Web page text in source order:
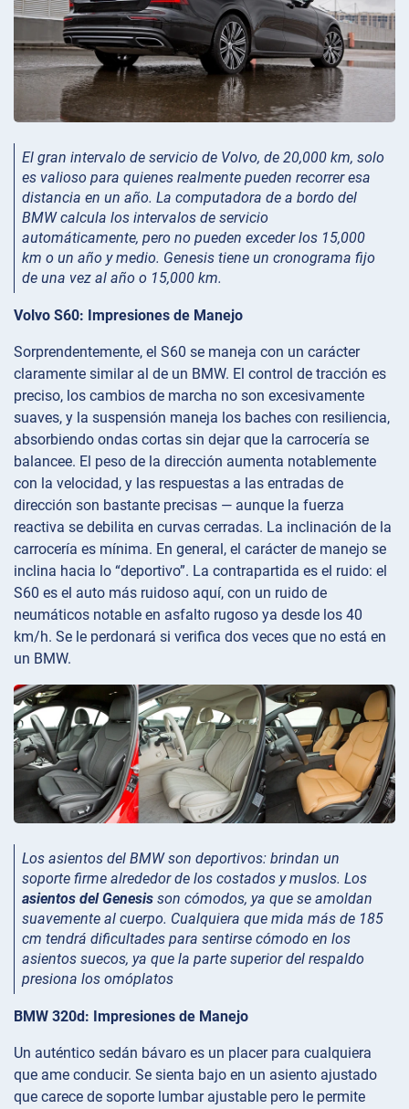
El gran intervalo de servicio de Volvo, de 20,000 km, solo
es valioso para quienes realmente pueden recorrer esa
distancia en un año. La computadora de a bordo del
BMW calcula los intervalos de servicio
automáticamente, pero no pueden exceder los 15,000
km o un año y medio. Genesis tiene un cronograma fijo
de una vez al año o 15,000 km.
Volvo S60: Impresiones de Manejo
Sorprendentemente, el S60 se maneja con un carácter
claramente similar al de un BMW. El control de tracción es
preciso, los cambios de marcha no son excesivamente
suaves, y la suspensión maneja los baches con resiliencia,
absorbiendo ondas cortas sin dejar que la carrocería se
balancee. El peso de la dirección aumenta notablemente
con la velocidad, y las respuestas a las entradas de
dirección son bastante precisas — aunque la fuerza
reactiva se debilita en curvas cerradas. La inclinación de la
carrocería es mínima. En general, el carácter de manejo se
inclina hacia lo “deportivo”. La contrapartida es el ruido: el
S60 es el auto más ruidoso aquí, con un ruido de
neumáticos notable en asfalto rugoso ya desde los 40
km/h. Se le perdonará si verifica dos veces que no está en
un BMW.
Los asientos del BMW son deportivos: brindan un
soporte firme alrededor de los costados y muslos. Los
asientos del Genesis son cómodos, ya que se amoldan
suavemente al cuerpo. Cualquiera que mida más de 185
cm tendrá dificultades para sentirse cómodo en los
asientos suecos, ya que la parte superior del respaldo
presiona los omóplatos
BMW 320d: Impresiones de Manejo
Un auténtico sedán bávaro es un placer para cualquiera
que ame conducir. Se sienta bajo en un asiento ajustado
que carece de soporte lumbar ajustable pero le permite